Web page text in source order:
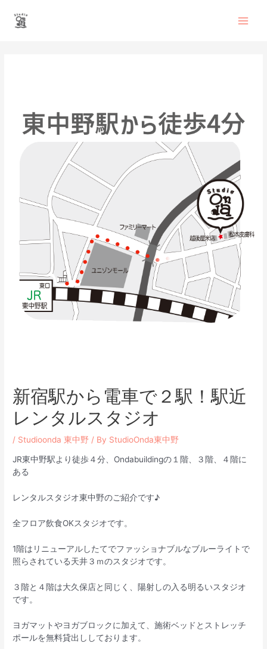
新宿駅から電車で２駅！駅近
レンタルスタジオ
/ Studioonda 東中野 / By StudioOnda東中野
JR東中野駅より徒歩４分、Ondabuildingの１階、３階、４階に
ある
レンタルスタジオ東中野のご紹介です♪
全フロア飲食OKスタジオです。
1階はリニューアルしたてでファッショナブルなブルーライトで
照らされている天井３ｍのスタジオです。
３階と４階は大久保店と同じく、陽射しの入る明るいスタジオ
です。
ヨガマットやヨガブロックに加えて、施術ベッドとストレッチ
ポールを無料貸出ししております。
シ
ョ